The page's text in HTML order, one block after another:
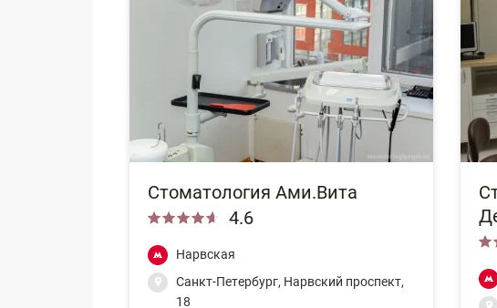
Стоматология Ами.Вита
4.6
Нарвская
Санкт-Петербург, Нарвский проспект,
18